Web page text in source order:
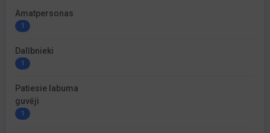
Amatpersonas
1
Dalībnieki
1
Patiesie labuma
guvēji
1